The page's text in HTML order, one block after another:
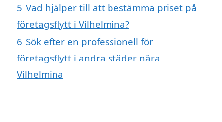
5 Vad hjälper till att bestämma priset på
företagsflytt i Vilhelmina?
6 Sök efter en professionell för
företagsflytt i andra städer nära
Vilhelmina